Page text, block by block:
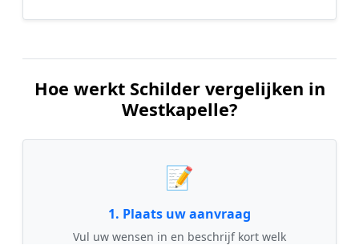
Hoe werkt Schilder vergelijken in
Westkapelle?
📝
1. Plaats uw aanvraag
Vul uw wensen in en beschrijf kort welk